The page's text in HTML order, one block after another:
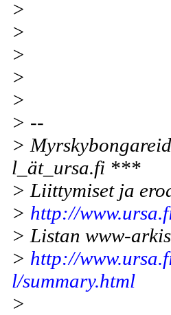
>
>
>
>
>
> --
>
l_ät_ursa.fi ***
> Liittymiset ja
> http://
> Listan www-
> http://
l/summary.html
>